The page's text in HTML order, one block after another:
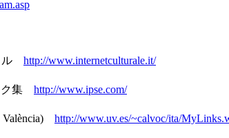
ル http://www.internetculturale.it/
ク集 http://www.ipse.com/
València) http://www.uv.es/~calvoc/ita/